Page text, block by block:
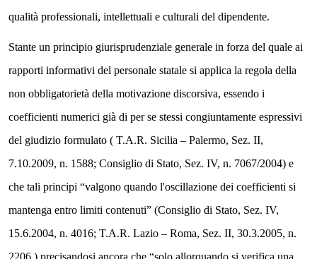
qualità professionali, intellettuali e culturali del dipendente.
Stante un principio giurisprudenziale generale in forza del quale ai
rapporti informativi del personale statale si applica la regola della
non obbligatorietà della motivazione discorsiva, essendo i
coefficienti numerici già di per se stessi congiuntamente espressivi
del giudizio formulato ( T.A.R. Sicilia – Palermo, Sez. II,
7.10.2009, n. 1588; Consiglio di Stato, Sez. IV, n. 7067/2004) e
che tali principi “valgono quando l'oscillazione dei coefficienti si
mantenga entro limiti contenuti” (Consiglio di Stato, Sez. IV,
15.6.2004, n. 4016; T.A.R. Lazio – Roma, Sez. II, 30.3.2005, n.
2206 ) precisandosi ancora che “solo allorquando si verifica una